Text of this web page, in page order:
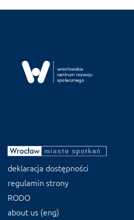
deklaracja dostępności
regulamin strony
RODO
about us (eng)